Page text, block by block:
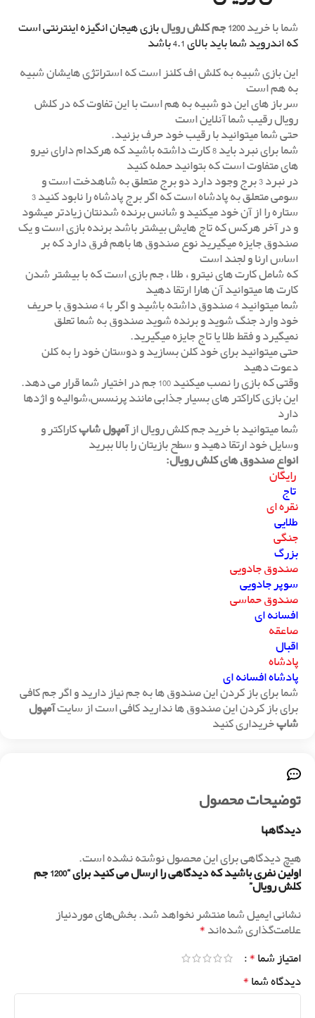
شما با خرید1200 جم کلش رویال
بازی هیجان انگیزه اینترنتی است
که اندروید شما باید بالای 4.1 باشد
این بازی شبیه به کلش اف کلنز است که استراتژی هایشان شبیه
به هم است
سرباز های این دو شبیه به هم است با این تفاوت که در کلش
رویال رقیب شما آنلاین است
حتی شما میتوانید با رقیب خود حرف بزنید.
شما برای نبرد باید 8 کارت داشته باشید که هرکدام دارای نیرو
های متفاوت است که بتوانید حمله کنید
در نبرد 3 برج وجود دارد دو برج متعلق به شاهدخت است و
سومی متعلق به پادشاه است که اگر برج پادشاه را نابود کنید 3
ستاره را از آن خود میکنید و شانس برنده شدنتان زیادتر میشود
و در آخر هرکس که تاج هایش بیشتر باشد برنده بازی است و یک
صندوق جایزه میگیرید نوع صندوق ها باهم فرق دارد که بر
اساس ارنا و لجند است
که شامل کارت های نیترو ، طلا ، جم بازی است که با بیشتر شدن
کارت ها میتوانید آن هارا ارتقا دهید
شما میتوانید 4 صندوق داشته باشید و اگر با 4 صندوق با حریف
خود وارد جنگ شوید و برنده شوید صندوق به شما تعلق
نمیگیرد و فقط طلا یا تاج جایزه میگیرید.
حتی میتوانید برای خود کلن بسازید و دوستان خود را به کلن
دعوت دهید
وقتی که بازی را نصب میکنید 100 جم در اختیار شما قرار می دهد.
این بازی کاراکتر های بسیار جذابی مانند پرنسس،شوالیه و اژدها
دارد
شما میتوانید با خرید جم کلش رویال ازآمپول شاپکاراکتر و
وسایل خود ارتقا دهید و سطح بازیتان را بالا ببرید
انواع صندوق های کلش رویال:
رایگان
تاج
نقره ای
طلایی
جنگی
بزرگ
صندوق جادویی
سوپر جادویی
صندوق حماسی
افسانه ای
صاعقه
اقبال
پادشاه
پادشاه افسانه ای
شما برای باز کردن این صندوق ها به جم نیاز دارید و اگر جم کافی
برای باز کردن این صندوق ها ندارید کافی است از سایتآمپول
شاپخریداری کنید
توضیحات محصول
دیدگاهها
هیچ دیدگاهی برای این محصول نوشته نشده است.
اولین نفری باشید که دیدگاهی را ارسال می کنید برای “1200 جم
کلش رویال”
نشانی ایمیل شما منتشر نخواهد شد.بخش‌های موردنیاز
علامت‌گذاری شده‌اند*
امتیاز شما*
دیدگاه شما*